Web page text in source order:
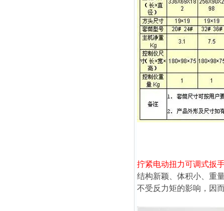
拧紧电动扭力可调式扳
结构新颖、体积小、重
不受反力矩的影响，因